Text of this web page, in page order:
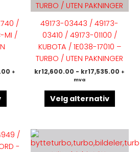
/
MI /
+
varianter.
Alternativene
kan
produktsiden
49173-03443 / 49173-
03410 / 49173-01100 /
KUBOTA / 1E038-17010 –
TURBO / UTEN PAKNINGER
kr12,600.00 - kr17,535.00 +
mva
Velg alternativ
flere
kan
på
Dette
produktet